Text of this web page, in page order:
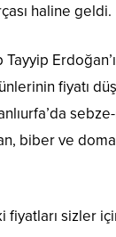
haline geldi.
fiyatı
biber ve
fiyatları sizler